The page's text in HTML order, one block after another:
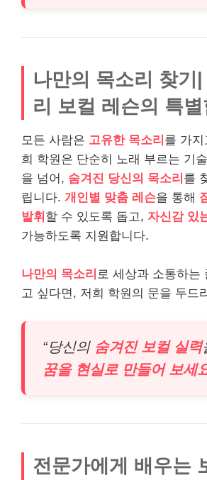
나만의 목소리 찾기
리 보컬 레슨의 특별
모든 사람은 고유한 목소리 를 가지
희 학원은 단순히 노래 부르는 기
을 넘어, 숨겨진 당신의 목소리 를
립니다. 개인별 맞춤 레슨을 통해
발휘 할 수 있도록 돕고, 자신감 있
가능하도록 지원합니다.
나만의 목소리 로 세상과 소통하는
고 싶다면, 저희 학원의 문을 두드
“당신의 숨겨진 보컬 실력
꿈을 현실로 만들어 보세
전문가에게 배우는